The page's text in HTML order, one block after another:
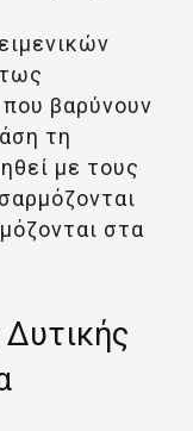
βαρύνουν
τη
με τους
στα
Δυτικής